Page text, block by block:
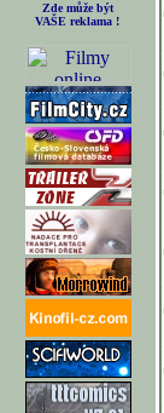
Zde může být
VAŠE reklama !